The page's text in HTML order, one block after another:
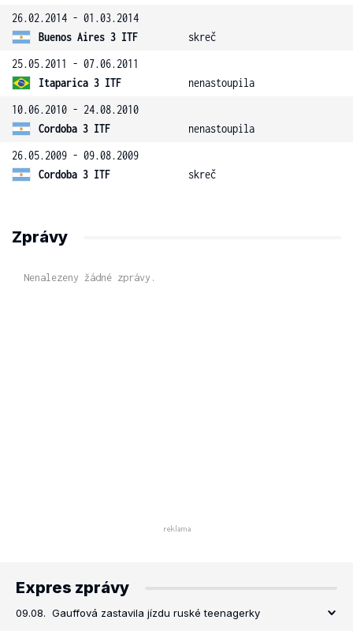
26.02.2014 - 01.03.2014
Buenos Aires 3 ITF
skreč
25.05.2011 - 07.06.2011
Itaparica 3 ITF
nenastoupila
10.06.2010 - 24.08.2010
Cordoba 3 ITF
nenastoupila
26.05.2009 - 09.08.2009
Cordoba 3 ITF
skreč
Zprávy
Nenalezeny žádné zprávy.
Expres zprávy
09.08. Gauffová zastavila jízdu ruské teenagerky